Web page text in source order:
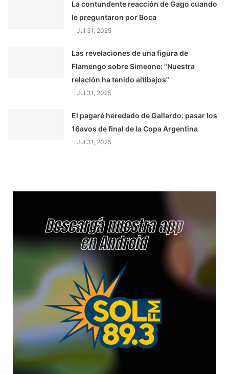
La contundente reacción de Gago cuando
le preguntaron por Boca
Jul 31, 2025
Las revelaciones de una figura de
Flamengo sobre Simeone: "Nuestra
relación ha tenido altibajos"
Jul 31, 2025
El pagaré heredado de Gallardo: pasar los
16avos de final de la Copa Argentina
Jul 31, 2025